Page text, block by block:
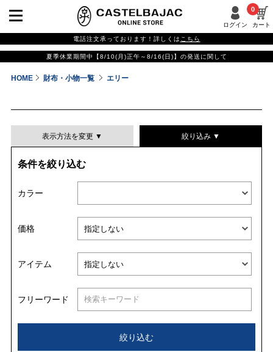
ログイン カート
0
電話注文承っております！詳しくは こちら
夏季休業期間中【8/10(月)正午～8/16(日)】の発送に関して
HOME 財布・小物一覧 エリー
表示方法を変更 ▼
並び替える
絞り込み ▼
条件を絞り込む
カラー
価格
アイテム
フリーワード
絞り込む